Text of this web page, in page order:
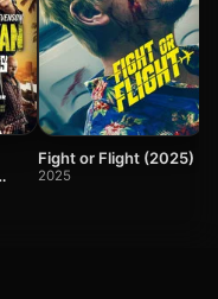
Fight or Flight (2025)
2025